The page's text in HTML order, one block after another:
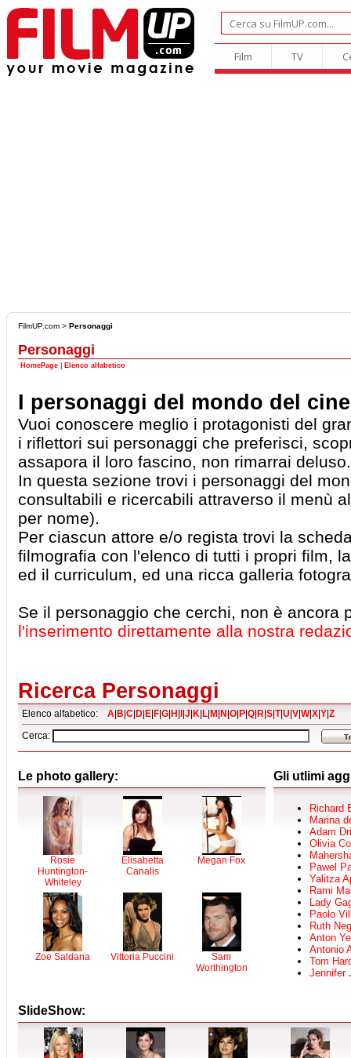
Film TV
FilmUP.com > Personaggi
Personaggi
HomePage Elenco alfabetico
I personaggi del mondo del
Vuoi conoscere meglio i protagonisti del
i riflettori sui personaggi che preferisci,
assapora il loro fascino, non rimarrai deluso.
In questa sezione trovi i personaggi del
consultabili e ricercabili attraverso il menù
per nome).
Per ciascun attore e/o regista trovi la
filmografia con l'elenco di tutti i propri film,
ed il curriculum, ed una ricca galleria
Se il personaggio che cerchi, non è ancora
l'inserimento direttamente alla nostra
Ricerca Personaggi
Elenco alfabetico: A B C D E F G H J K L M N O P Q R S T|U V W|X Y Z
Cerca:
Le photo gallery:
Rosie
Huntington-
Whiteley
Elisabetta
Canalis
Megan Fox
Zoe Saldana Vittoria Puccini
Sam
Worthington
Gli utlimi
Richard
Marina
Adam
Olivia
Pawel
Yalitza
Rami
Lady
Paolo
Ruth
Anton
Antonio
Tom
Jennifer
SlideShow: